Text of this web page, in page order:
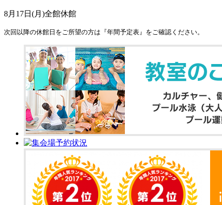
8月17日(月)全館休館
次回以降の休館日をご所望の方は『年間予定表』をご確認ください。